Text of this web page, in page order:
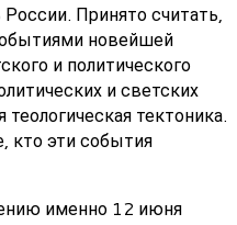
Принято считать,
новейшей
и политического
и светских
тектоника.
кто эти события
именно 12 июня